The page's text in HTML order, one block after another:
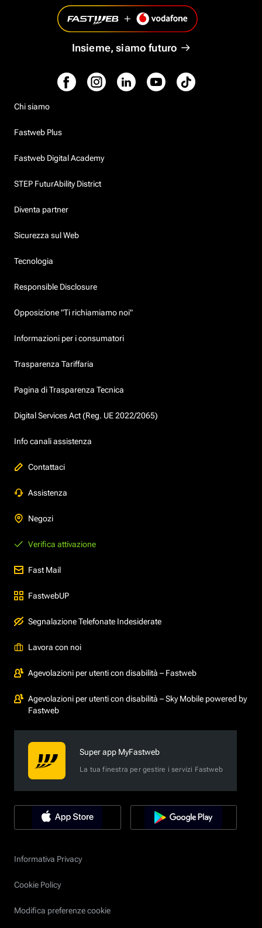
Insieme, siamo futuro
Chi siamo
Fastweb Plus
Fastweb Digital Academy
STEP FuturAbility District
Diventa partner
Sicurezza sul Web
Tecnologia
Responsible Disclosure
Opposizione "Ti richiamiamo noi"
Informazioni per i consumatori
Trasparenza Tariffaria
Pagina di Trasparenza Tecnica
Digital Services Act (Reg. UE 2022/2065)
Info canali assistenza
Contattaci
Assistenza
Negozi
Verifica attivazione
Fast Mail
FastwebUP
Segnalazione Telefonate Indesiderate
Lavora con noi
Agevolazioni per utenti con disabilità – Fastweb
Agevolazioni per utenti con disabilità – Sky Mobile powered by
Fastweb
Super app MyFastweb
La tua finestra per gestire i servizi Fastweb
Informativa Privacy
Cookie Policy
Modifica preferenze cookie